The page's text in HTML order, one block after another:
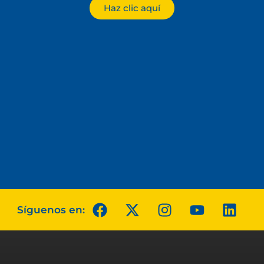
Haz clic aquí
Síguenos en: